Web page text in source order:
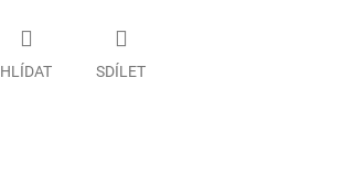
HLÍDAT SDÍLET